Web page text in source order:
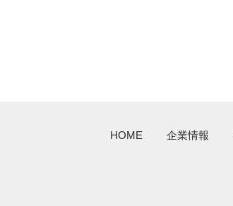
HOME 企業情報